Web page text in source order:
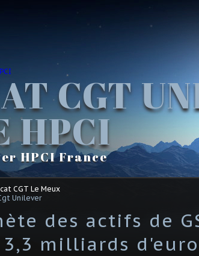
CGT
HPCI
HPCI France
CGT Le Meux
Unilever
des actifs de
milliards